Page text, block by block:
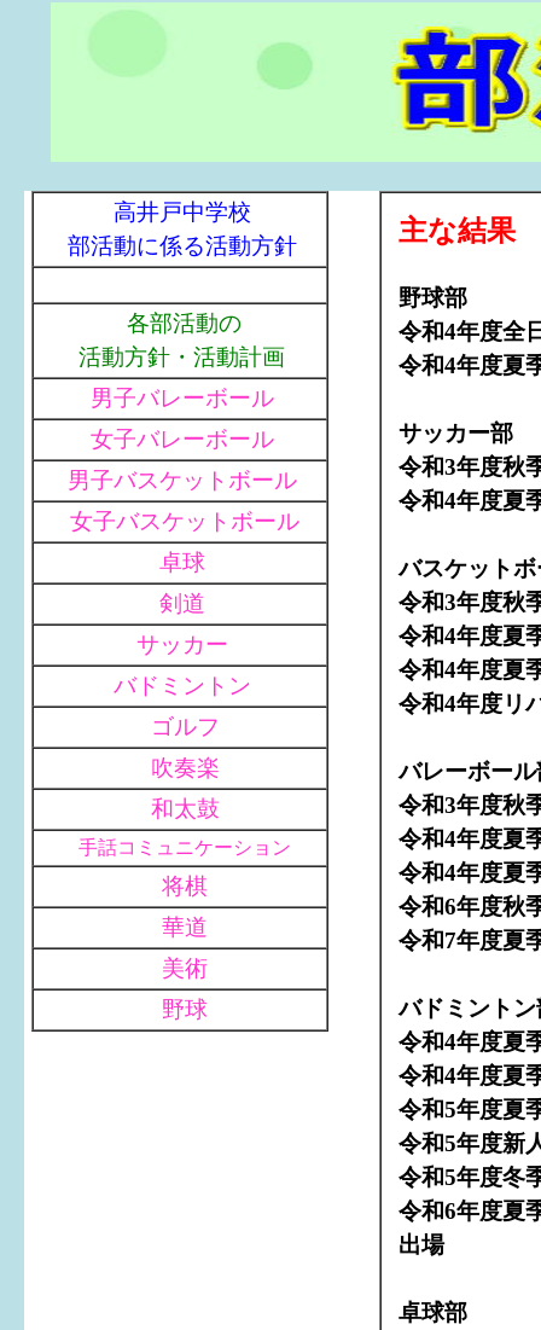
高井戸中学校
部活動に係る活動方針
各部活動の
活動方針・活動計画
男子バレーボール
女子バレーボール
男子バスケットボール
女子バスケットボール
卓球
剣道
サッカー
バドミントン
ゴルフ
吹奏楽
和太鼓
手話コミュニケーション
将棋
華道
美術
野球
主な結果
野球部
令和4年度全
令和4年度夏
サッカー部
令和3年度秋
令和4年度
バスケット
令和3年度秋
令和4年度夏
令和4年度夏
令和4年度リ
バレーボール
令和3年度秋
令和4年度夏
令和4年度夏
令和6年度秋
令和7年度夏
バドミントン
令和4年度夏
令和4年度
令和5年度夏
令和5年度
令和5年度冬
令和6年度夏
出場
卓球部